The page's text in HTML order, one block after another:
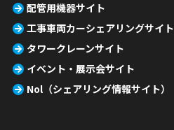
配管用機器サイト
工事車両カーシェアリングサイト
タワークレーンサイト
イベント・展示会サイト
Nol（シェアリング情報サイト）